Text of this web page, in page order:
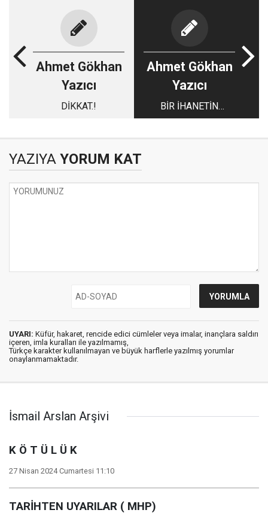
Ahmet Gökhan
Yazıcı
DİKKAT.!
Ahmet Gökhan
Yazıcı
BİR İHANETİN
ANATOMİSİ: KRİPTO
YAZIYA YORUM KAT
UYARI: Küfür, hakaret, rencide edici cümleler veya imalar, inançlara saldırı
içeren, imla kuralları ile yazılmamış,
Türkçe karakter kullanılmayan ve büyük harflerle yazılmış yorumlar
onaylanmamaktadır.
İsmail Arslan Arşivi
K Ö T Ü L Ü K
27 Nisan 2024 Cumartesi 11:10
TARİHTEN UYARILAR ( MHP)